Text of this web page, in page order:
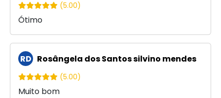
(5.00)
Ótimo
RD Rosângela dos Santos silvino mendes
(5.00)
Muito bom